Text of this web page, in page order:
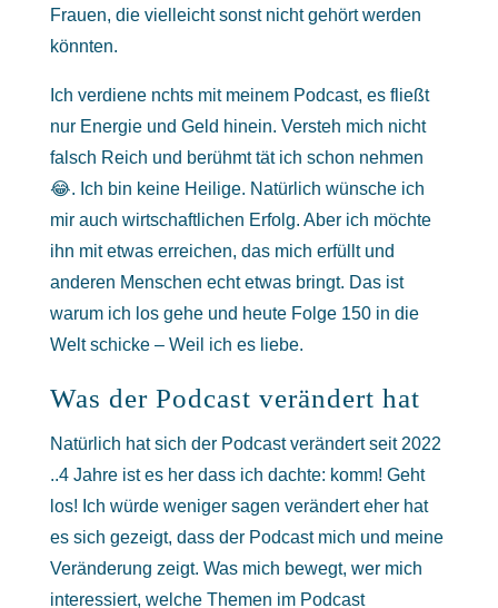
Frauen, die vielleicht sonst nicht gehört werden
könnten.
Ich verdiene nchts mit meinem Podcast, es fließt
nur Energie und Geld hinein. Versteh mich nicht
falsch Reich und berühmt tät ich schon nehmen
😂. Ich bin keine Heilige. Natürlich wünsche ich
mir auch wirtschaftlichen Erfolg. Aber ich möchte
ihn mit etwas erreichen, das mich erfüllt und
anderen Menschen echt etwas bringt. Das ist
warum ich los gehe und heute Folge 150 in die
Welt schicke – Weil ich es liebe.
Was der Podcast verändert hat
Natürlich hat sich der Podcast verändert seit 2022
..4 Jahre ist es her dass ich dachte: komm! Geht
los! Ich würde weniger sagen verändert eher hat
es sich gezeigt, dass der Podcast mich und meine
Veränderung zeigt. Was mich bewegt, wer mich
interessiert, welche Themen im Podcast